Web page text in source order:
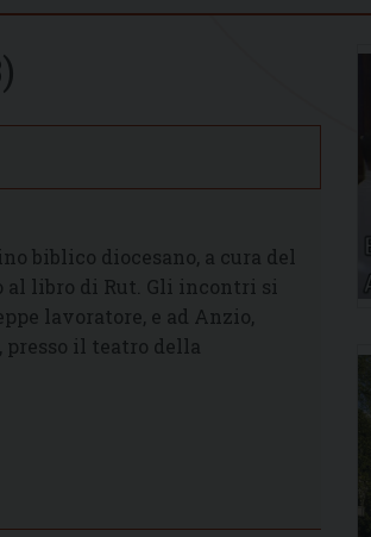
biblico diocesano, a cura del
al libro di Rut. Gli incontri si
lavoratore, e ad Anzio,
presso il teatro della